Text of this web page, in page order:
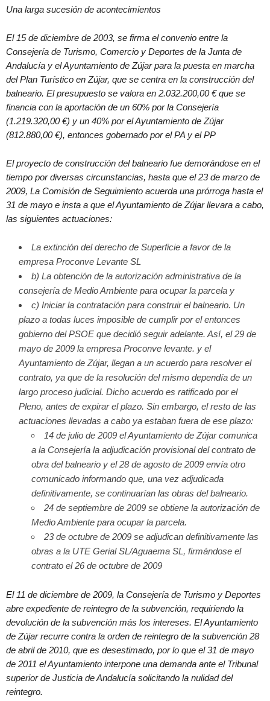
Una larga sucesión de acontecimientos
El 15 de diciembre de 2003, se firma el convenio entre la
Consejería de Turismo, Comercio y Deportes de la Junta de
Andalucía y el Ayuntamiento de Zújar para la puesta en marcha
del Plan Turístico en Zújar, que se centra en la construcción del
balneario. El presupuesto se valora en 2.032.200,00 € que se
financia con la aportación de un 60% por la Consejería
(1.219.320,00 €) y un 40% por el Ayuntamiento de Zújar
(812.880,00 €), entonces gobernado por el PA y el PP
El proyecto de construcción del balneario fue demorándose en el
tiempo por diversas circunstancias, hasta que el 23 de marzo de
2009, La Comisión de Seguimiento acuerda una prórroga hasta el
31 de mayo e insta a que el Ayuntamiento de Zújar llevara a cabo,
las siguientes actuaciones:
La extinción del derecho de Superficie a favor de la
empresa Proconve Levante SL
b) La obtención de la autorización administrativa de la
consejería de Medio Ambiente para ocupar la parcela y
c) Iniciar la contratación para construir el balneario. Un
plazo a todas luces imposible de cumplir por el entonces
gobierno del PSOE que decidió seguir adelante. Así, el 29 de
mayo de 2009 la empresa Proconve levante. y el
Ayuntamiento de Zújar, llegan a un acuerdo para resolver el
contrato, ya que de la resolución del mismo dependía de un
largo proceso judicial. Dicho acuerdo es ratificado por el
Pleno, antes de expirar el plazo. Sin embargo, el resto de las
actuaciones llevadas a cabo ya estaban fuera de ese plazo:
14 de julio de 2009 el Ayuntamiento de Zújar comunica
a la Consejería la adjudicación provisional del contrato de
obra del balneario y el 28 de agosto de 2009 envía otro
comunicado informando que, una vez adjudicada
definitivamente, se continuarían las obras del balneario.
24 de septiembre de 2009 se obtiene la autorización de
Medio Ambiente para ocupar la parcela.
23 de octubre de 2009 se adjudican definitivamente las
obras a la UTE Gerial SL/Aguaema SL, firmándose el
contrato el 26 de octubre de 2009
El 11 de diciembre de 2009, la Consejería de Turismo y Deportes
abre expediente de reintegro de la subvención, requiriendo la
devolución de la subvención más los intereses. El Ayuntamiento
de Zújar recurre contra la orden de reintegro de la subvención 28
de abril de 2010, que es desestimado, por lo que el 31 de mayo
de 2011 el Ayuntamiento interpone una demanda ante el Tribunal
superior de Justicia de Andalucía solicitando la nulidad del
reintegro.